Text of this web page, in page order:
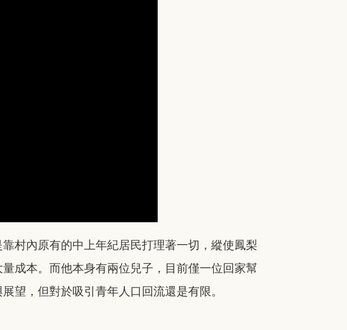
村內原有的中上年紀居民打理著一切，縱使鳳梨
成本。而他本身有兩位兒子，目前僅一位回家幫
望，但對於吸引青年人口回流還是有限。